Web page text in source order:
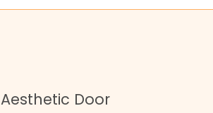
Aesthetic Door